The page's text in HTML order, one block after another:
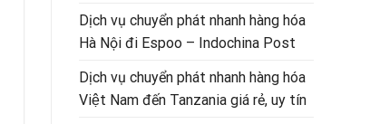
Dịch vụ chuyển phát nhanh hàng hóa
Hà Nội đi Espoo – Indochina Post
Dịch vụ chuyển phát nhanh hàng hóa
Việt Nam đến Tanzania giá rẻ, uy tín